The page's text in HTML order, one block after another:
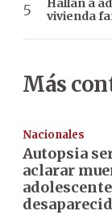
Hallan a
vivienda
Más
Nacionales
Autopsia
aclarar